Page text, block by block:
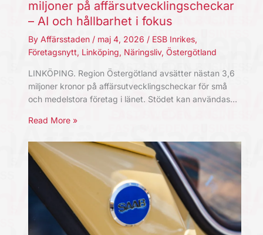
miljoner på affärsutvecklingscheckar
– AI och hållbarhet i fokus
By Affärsstaden / maj 4, 2026 / ESB Inrikes,
Företagsnytt, Linköping, Näringsliv, Östergötland
LINKÖPING. Region Östergötland avsätter nästan 3,6
miljoner kronor på affärsutvecklingscheckar för små
och medelstora företag i länet. Stödet kan användas…
Read More »